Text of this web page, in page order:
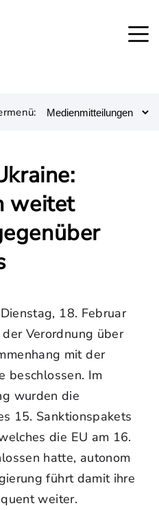
weitet
18. Februar
Verordnung über
mit der
beschlossen. Im
wurden die
15. Sanktionspakets
die EU am 16.
hatte, autonom
führt damit ihre
weiter.